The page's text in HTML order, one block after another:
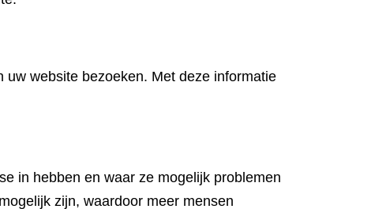
website bezoeken. Met deze informatie
in hebben en waar ze mogelijk problemen
zijn, waardoor meer mensen